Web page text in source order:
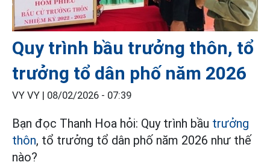
Quy trình bầu trưởng thôn, tổ
trưởng tổ dân phố năm 2026
VY VY | 08/02/2026 - 07:39
Bạn đọc Thanh Hoa hỏi: Quy trình bầu trưởng
thôn, tổ trưởng tổ dân phố năm 2026 như thế
nào?